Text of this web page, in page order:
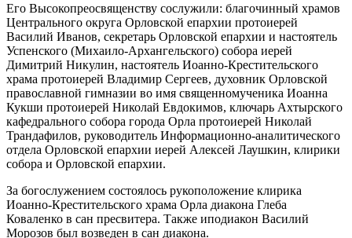
Его Высокопреосвященству сослужили: благочинный храмов
Центрального округа Орловской епархии протоиерей
Василий Иванов, секретарь Орловской епархии и настоятель
Успенского (Михаило-Архангельского) собора иерей
Димитрий Никулин, настоятель Иоанно-Крестительского
храма протоиерей Владимир Сергеев, духовник Орловской
православной гимназии во имя священномученика Иоанна
Кукши протоиерей Николай Евдокимов, ключарь Ахтырского
кафедрального собора города Орла протоиерей Николай
Трандафилов, руководитель Информационно-аналитического
отдела Орловской епархии иерей Алексей Лаушкин, клирики
собора и Орловской епархии.
За богослужением состоялось рукоположение клирика
Иоанно-Крестительского храма Орла диакона Глеба
Коваленко в сан пресвитера. Также иподиакон Василий
Морозов был возведен в сан диакона.